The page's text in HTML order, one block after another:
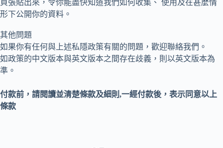
頁張貼出來，令你能盡快知道我們如何收集、 使用及在甚麼情
形下公開你的資料。
其他問題
如果你有任何與上述私隱政策有關的問題，歡迎聯絡我們。
如政策的中文版本與英文版本之間存在歧義，則以英文版本為
準。
付款前，請閱讀並清楚條款及細則 ,一經付款後，表示同意以上
條款